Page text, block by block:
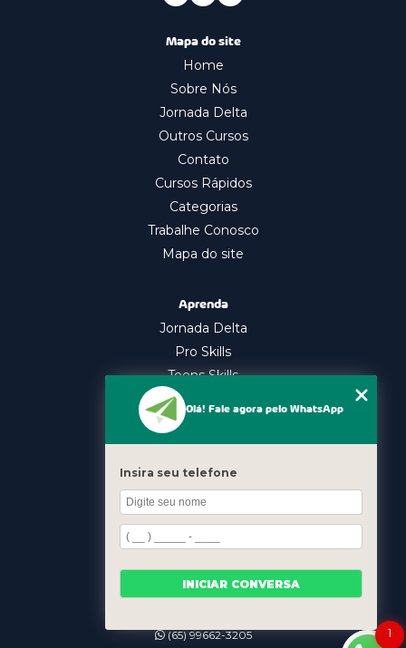
Mapa do site
Home
Sobre Nós
Jornada Delta
Outros Cursos
Contato
Cursos Rápidos
Categorias
Trabalhe Conosco
Mapa do site
Aprenda
Jornada Delta
Pro Skills
Teens Skills
In Company
Oratória
Gestão Emocional
Liderança
Contato
(65) 99662-3205
1
Olá! Fale agora pelo WhatsApp
Insira seu telefone
INICIAR CONVERSA